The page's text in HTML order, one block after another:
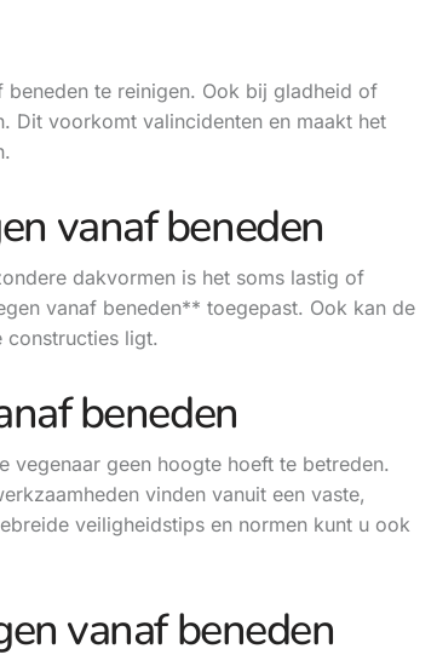
te reinigen. Ook bij gladheid of
Dit voorkomt valincidenten en maakt het
vanaf beneden
dakvormen is het soms lastig of
vanaf beneden** toegepast. Ook kan de
ligt.
beneden
geen hoogte hoeft te betreden.
vinden vanuit een vaste,
veiligheidstips en normen kunt u ook
vanaf beneden